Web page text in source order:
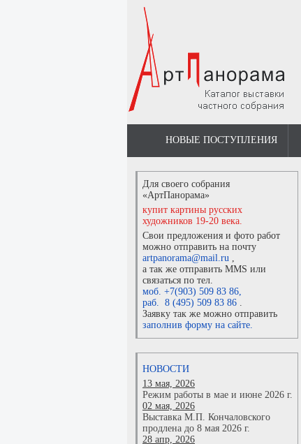
НОВЫЕ ПОСТУПЛЕНИЯ
Для своего собрания
«АртПанорама»
купит картины русских
художников 19-20 века.
Свои предложения и фото работ
можно отправить на почту
artpanorama@mail.ru ,
а так же отправить MMS или
связаться по тел.
моб. +7(903) 509 83 86,
раб. 8 (495) 509 83 86 .
Заявку так же можно отправить
заполнив форму на сайте.
НОВОСТИ
13 мая, 2026
Режим работы в мае и июне 2026 г.
02 мая, 2026
Выставка М.П. Кончаловского
продлена до 8 мая 2026 г.
28 апр, 2026